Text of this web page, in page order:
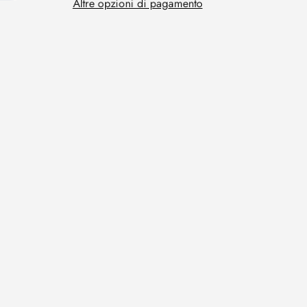
Altre opzioni di pagamento